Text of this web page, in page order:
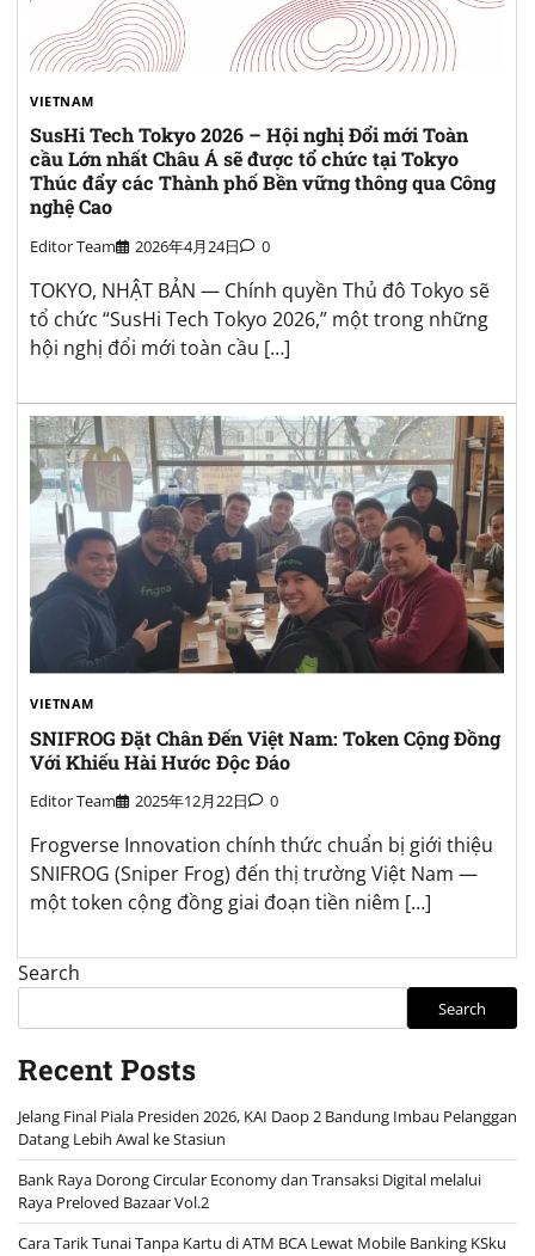
VIETNAM
SusHi Tech Tokyo 2026 – Hội nghị Đổi mới Toàn
cầu Lớn nhất Châu Á sẽ được tổ chức tại Tokyo
Thúc đẩy các Thành phố Bền vững thông qua Công
nghệ Cao
Editor Team 2026年4月24日 0
TOKYO, NHẬT BẢN — Chính quyền Thủ đô Tokyo sẽ
tổ chức “SusHi Tech Tokyo 2026,” một trong những
hội nghị đổi mới toàn cầu […]
VIETNAM
SNIFROG Đặt Chân Đến Việt Nam: Token Cộng Đồng
Với Khiếu Hài Hước Độc Đáo
Editor Team 2025年12月22日 0
Frogverse Innovation chính thức chuẩn bị giới thiệu
SNIFROG (Sniper Frog) đến thị trường Việt Nam —
một token cộng đồng giai đoạn tiền niêm […]
Search
Search
Recent Posts
Jelang Final Piala Presiden 2026, KAI Daop 2 Bandung Imbau Pelanggan
Datang Lebih Awal ke Stasiun
Bank Raya Dorong Circular Economy dan Transaksi Digital melalui
Raya Preloved Bazaar Vol.2
Cara Tarik Tunai Tanpa Kartu di ATM BCA Lewat Mobile Banking KSku